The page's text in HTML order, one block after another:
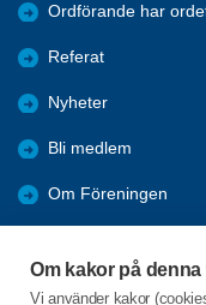
Om kakor på
Vi använder kakor
Ordförande har
Referat
Nyheter
Bli medlem
Om Föreningen